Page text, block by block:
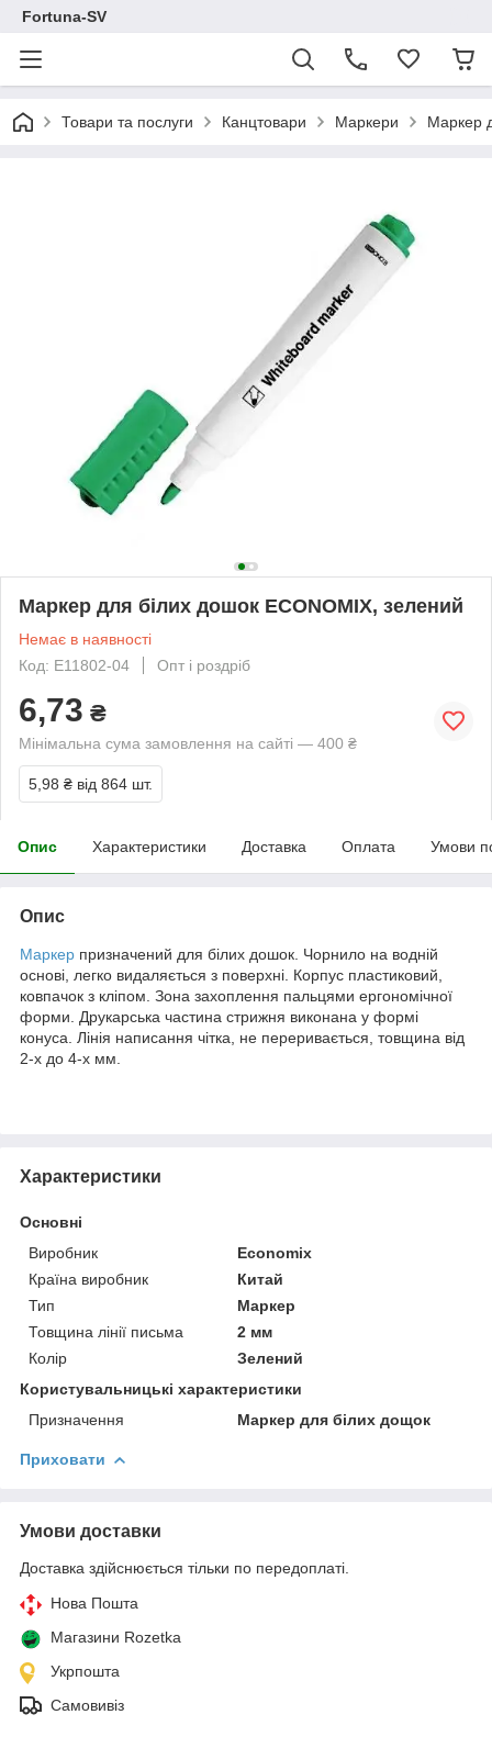
Fortuna-SV
Товари та послуги Канцтовари Маркери Маркер
Маркер для білих дошок ECONOMIX, зелений
Немає в наявності
Код: E11802-04
Опт і роздріб
6,73 ₴
Мінімальна сума замовлення на сайті — 400 ₴
5,98 ₴ від 864 шт.
Опис Характеристики Доставка Оплата Умови
Опис
Маркер призначений для білих дошок. Чорнило на водній
основі, легко видаляється з поверхні. Корпус пластиковий,
ковпачок з кліпом. Зона захоплення пальцями ергономічної
форми. Друкарська частина стрижня виконана у формі
конуса. Лінія написання чітка, не переривається, товщина від
2-х до 4-х мм.
Характеристики
Основні
Виробник
Economix
Країна виробник
Китай
Тип
Маркер
Товщина лінії письма
2 мм
Колір
Зелений
Користувальницькі характеристики
Призначення
Маркер для білих дощок
Приховати
Умови доставки
Доставка здійснюється тільки по передоплаті.
Нова Пошта
Магазини Rozetka
Укрпошта
Самовивіз